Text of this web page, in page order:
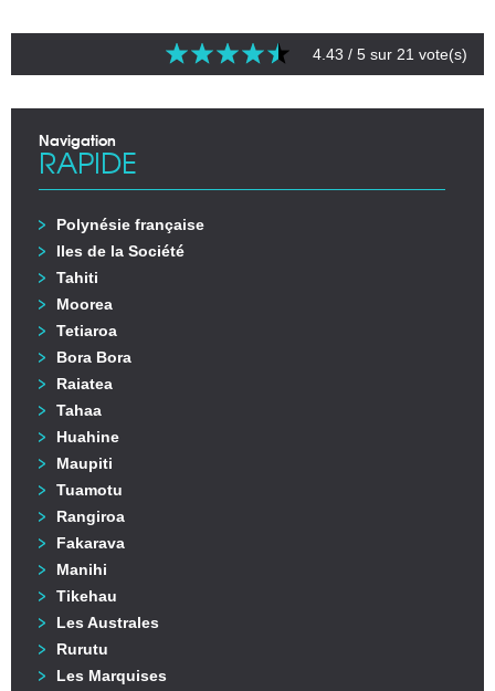
4.43 / 5 sur 21 vote(s)
Navigation
RAPIDE
Polynésie française
Iles de la Société
Tahiti
Moorea
Tetiaroa
Bora Bora
Raiatea
Tahaa
Huahine
Maupiti
Tuamotu
Rangiroa
Fakarava
Manihi
Tikehau
Les Australes
Rurutu
Les Marquises